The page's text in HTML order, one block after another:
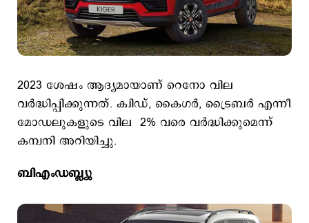
2023 ശേഷം ആദ്യമായാണ് റെനോ വില
വർദ്ധിപ്പിക്കുന്നത്. ക്വിഡ്, കൈഗർ, ട്രൈബർ എന്നീ
മോഡലുകളുടെ വില 2% വരെ വർദ്ധിക്കുമെന്ന്
കമ്പനി അറിയിച്ചു.
ബിഎംഡബ്ല്യു